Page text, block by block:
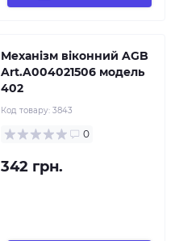
Механізм віконний AGB
Art.A004021506 модель
402
Код товару: 3843
0
342 грн.